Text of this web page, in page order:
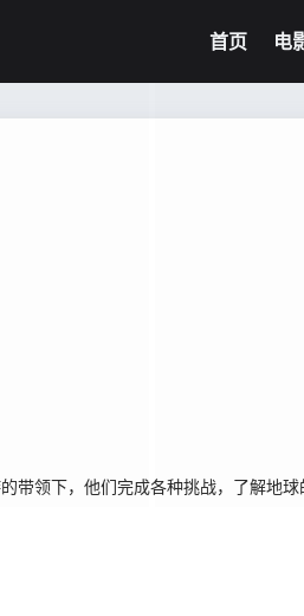
首页 电
领下，他们完成各种挑战，了解地球